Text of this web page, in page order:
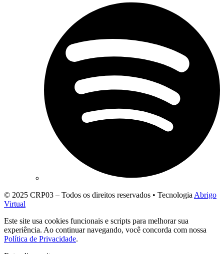
© 2025 CRP03 – Todos os direitos reservados • Tecnologia Abrigo
Virtual
Este site usa cookies funcionais e scripts para melhorar sua
experiência. Ao continuar navegando, você concorda com nossa
Política de Privacidade.